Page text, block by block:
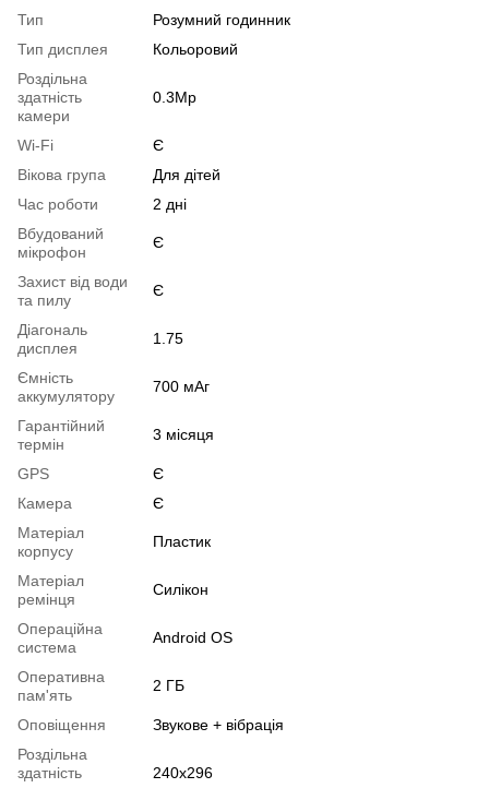
Тип
Розумний годинник
Тип дисплея
Кольоровий
Роздільна
здатність
камери
0.3Mp
Wi-Fi
Є
Вікова група
Для дітей
Час роботи
2 дні
Вбудований
мікрофон
Є
Захист від води
та пилу
Є
Діагональ
дисплея
1.75
Ємність
аккумулятору
700 мАг
Гарантійний
термін
3 місяця
GPS
Є
Камера
Є
Матеріал
корпусу
Пластик
Матеріал
ремінця
Силікон
Операційна
система
Android OS
Оперативна
пам'ять
2 ГБ
Оповіщення
Звукове + вібрація
Роздільна
здатність
240x296